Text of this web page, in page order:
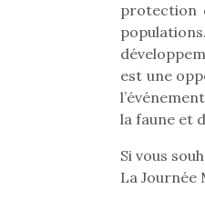
protection
est une
la faune et
Si vous
La Journée